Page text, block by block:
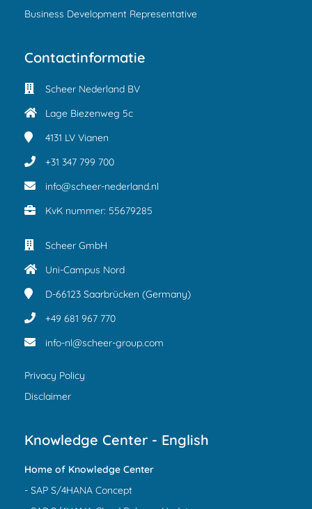
Business Development Representative
Contactinformatie
Scheer Nederland BV
Lage Biezenweg 5c
4131 LV Vianen
+31 347 799 700
info@scheer-nederland.nl
KvK nummer: 55679285
Scheer GmbH
Uni-Campus Nord
D-66123 Saarbrücken (Germany)
+49 681 967 770
info-nl@scheer-group.com
Privacy Policy
Disclaimer
Knowledge Center - English
Home of Knowledge Center
- SAP S/4HANA Concept